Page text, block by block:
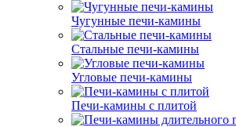
Чугунные печи-камины
Стальные печи-камины
Угловые печи-камины
Печи-камины с плитой